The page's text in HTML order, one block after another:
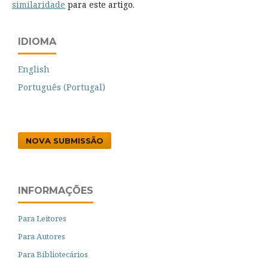
similaridade para este artigo.
IDIOMA
English
Português (Portugal)
NOVA SUBMISSÃO
INFORMAÇÕES
Para Leitores
Para Autores
Para Bibliotecários